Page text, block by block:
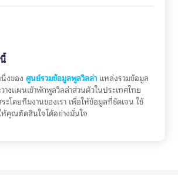
งของ ศูนย์รวมข้อมูลพูลวิลล่าแหล่งรวมข้อมูล
างแผนเข้าพักพูลวิลล่าส่วนตัวในประเทศไทย
ะโดยทีมงานของเรา เพื่อให้ข้อมูลที่ชัดเจน ใช้
ห้คุณตัดสินใจได้อย่างมั่นใจ